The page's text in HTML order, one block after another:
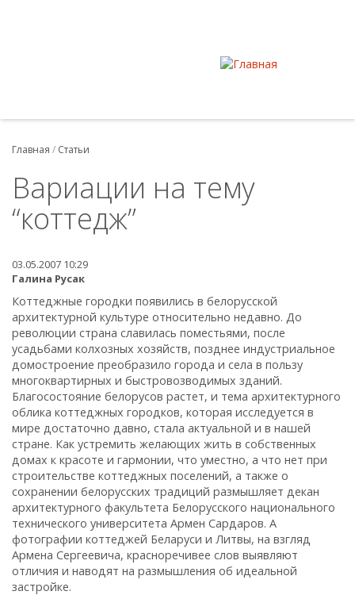
Главная / Статьи
Вариации на тему
“коттедж”
03.05.2007 10:29
Галина Русак
Коттеджные городки появились в белорусской
архитектурной культуре относительно недавно. До
революции страна славилась поместьями, после
усадьбами колхозных хозяйств, позднее индустриальное
домостроение преобразило города и села в пользу
многоквартирных и быстровозводимых зданий.
Благосостояние белорусов растет, и тема архитектурного
облика коттеджных городков, которая исследуется в
мире достаточно давно, стала актуальной и в нашей
стране. Как устремить желающих жить в собственных
домах к красоте и гармонии, что уместно, а что нет при
строительстве коттеджных поселений, а также о
сохранении белорусских традиций размышляет декан
архитектурного факультета Белорусского национального
технического университета Армен Сардаров. А
фотографии коттеджей Беларуси и Литвы, на взгляд
Армена Сергеевича, красноречивее слов выявляют
отличия и наводят на размышления об идеальной
застройке.